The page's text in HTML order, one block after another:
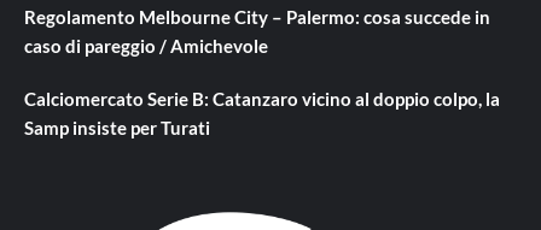
Regolamento Melbourne City – Palermo: cosa succede in
caso di pareggio / Amichevole
Calciomercato Serie B: Catanzaro vicino al doppio colpo, la
Samp insiste per Turati